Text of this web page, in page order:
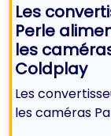
Les
Perle
les
Coldplay
Les
les caméras